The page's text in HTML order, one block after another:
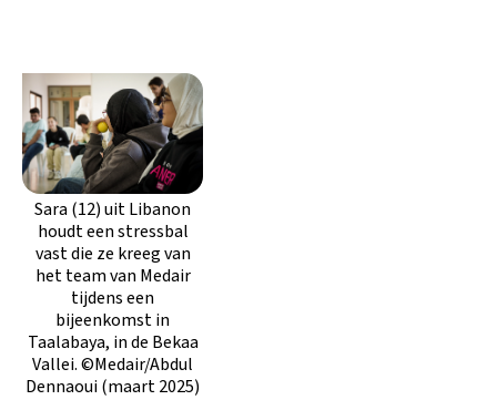
Sara (12) uit Libanon
houdt een stressbal
vast die ze kreeg van
het team van Medair
tijdens een
bijeenkomst in
Taalabaya, in de Bekaa
Vallei. ©Medair/Abdul
Dennaoui (maart 2025)